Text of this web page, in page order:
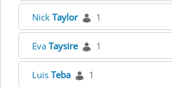
Nick Taylor 1
Eva Taysire 1
Luis Teba 1